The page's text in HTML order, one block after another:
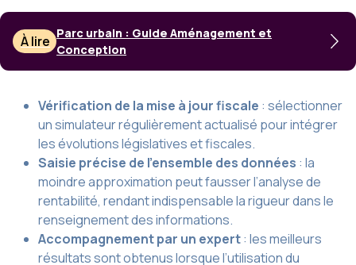
À lire Parc urbain : Guide Aménagement et
Conception
Vérification de la mise à jour fiscale : sélectionner
un simulateur régulièrement actualisé pour intégrer
les évolutions législatives et fiscales.
Saisie précise de l’ensemble des données : la
moindre approximation peut fausser l’analyse de
rentabilité, rendant indispensable la rigueur dans le
renseignement des informations.
Accompagnement par un expert: les meilleurs
résultats sont obtenus lorsque l’utilisation du